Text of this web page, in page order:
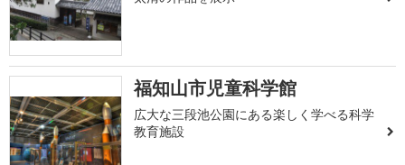
福知山市児童科学館
広大な三段池公園にある楽しく学べる科学
教育施設